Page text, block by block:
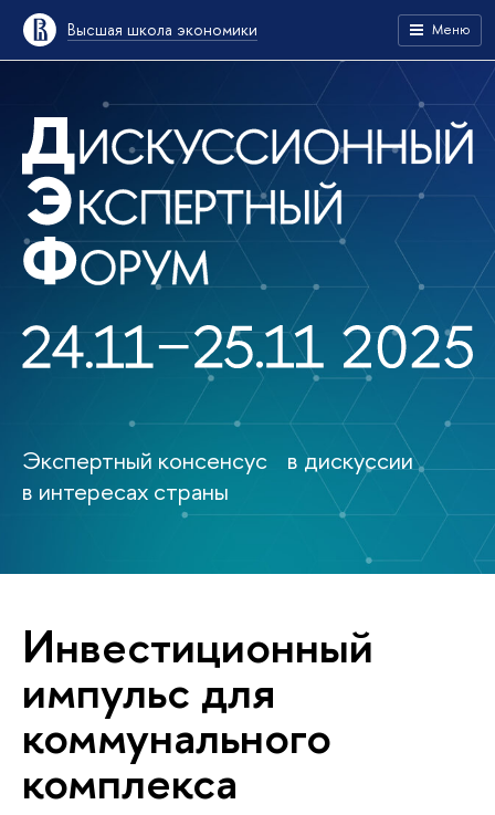
Высшая школа экономики Меню
Экспертный консенсус в дискуссии
в интересах страны
Инвестиционный
импульс для
коммунального
комплекса